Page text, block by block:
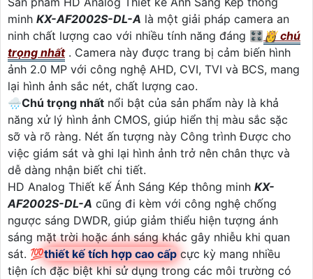
minh KX-AF2002S-DL-A là một giải pháp camera an
ninh chất lượng cao với nhiều tính năng đáng 🎛 👸 chú
trọng nhất. Camera này được trang bị cảm biến hình
ảnh 2.0 MP với công nghệ AHD, CVI, TVI và BCS, mang
lại hình ảnh sắc nét, chất lượng cao.
🌧️Chú trọng nhất nổi bật của sản phẩm này là khả
năng xử lý hình ảnh CMOS, giúp hiển thị màu sắc sặc
sỡ và rõ ràng. Nét ấn tượng này Công trình Được cho
việc giám sát và ghi lại hình ảnh trở nên chân thực và
dễ dàng nhận biết chi tiết.
HD Analog Thiết kế Ánh Sáng Kép thông minh KX-
AF2002S-DL-A cũng đi kèm với công nghệ chống
ngược sáng DWDR, giúp giảm thiểu hiện tượng ánh
sáng mặt trời hoặc ánh sáng khác gây nhiễu khi quan
sát. 💯thiết kế tích hợp cao cấp cực kỳ mang nhiều
tiện ích đặc biệt khi sử dụng trong các môi trường có